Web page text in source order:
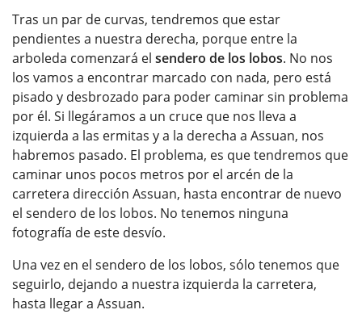
Tras un par de curvas, tendremos que estar
pendientes a nuestra derecha, porque entre la
arboleda comenzará el sendero de los lobos. No nos
los vamos a encontrar marcado con nada, pero está
pisado y desbrozado para poder caminar sin problema
por él. Si llegáramos a un cruce que nos lleva a
izquierda a las ermitas y a la derecha a Assuan, nos
habremos pasado. El problema, es que tendremos que
caminar unos pocos metros por el arcén de la
carretera dirección Assuan, hasta encontrar de nuevo
el sendero de los lobos. No tenemos ninguna
fotografía de este desvío.
Una vez en el sendero de los lobos, sólo tenemos que
seguirlo, dejando a nuestra izquierda la carretera,
hasta llegar a Assuan.